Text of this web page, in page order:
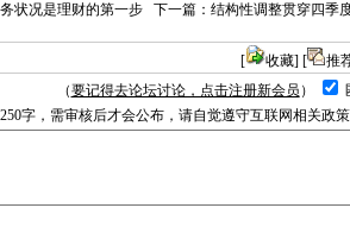
状况是理财的第一步 下一篇： 结构性调整贯穿四季
[ 收藏] [
推
（要记得去论坛讨论，点击注册新会员 ）
字，需审核后才会公布，请自觉遵守互联网相关政